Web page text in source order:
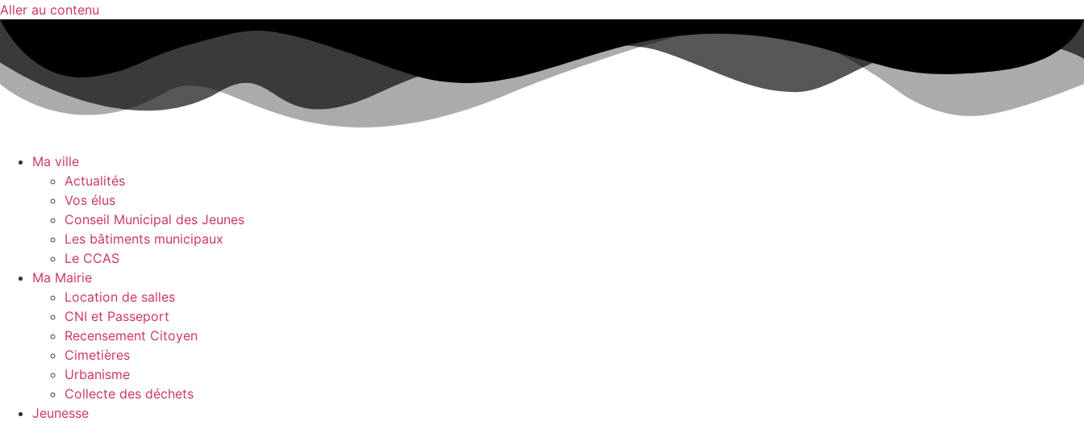
Aller au contenu
Ma ville
Actualités
Vos élus
Conseil Municipal des Jeunes
Les bâtiments municipaux
Le CCAS
Ma Mairie
Location de salles
CNI et Passeport
Recensement Citoyen
Cimetières
Urbanisme
Collecte des déchets
Jeunesse